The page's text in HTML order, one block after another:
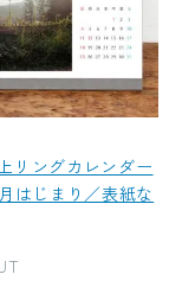
リングカレンダー
月はじまり／表紙な